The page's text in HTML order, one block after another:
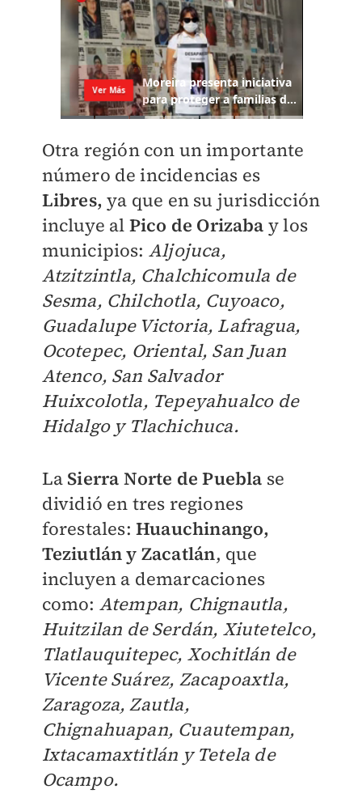
Otra región con un importante
número de incidencias es
Libres, ya que en su jurisdicción
incluye al Pico de Orizaba y los
municipios: Aljojuca,
Atzitzintla, Chalchicomula de
Sesma, Chilchotla, Cuyoaco,
Guadalupe Victoria, Lafragua,
Ocotepec, Oriental, San Juan
Atenco, San Salvador
Huixcolotla, Tepeyahualco de
Hidalgo y Tlachichuca.
La Sierra Norte de Puebla se
dividió en tres regiones
forestales: Huauchinango,
Teziutlán y Zacatlán, que
incluyen a demarcaciones
como: Atempan, Chignautla,
Huitzilan de Serdán, Xiutetelco,
Tlatlauquitepec, Xochitlán de
Vicente Suárez, Zacapoaxtla,
Zaragoza, Zautla,
Chignahuapan, Cuautempan,
Ixtacamaxtitlán y Tetela de
Ocampo.